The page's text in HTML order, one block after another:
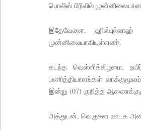
பொலிஸ் பிரிவில்
இதேவேளை, ஹிஸ்புல்லாஹ்
முன்னிலையாகியுள்ளனர்.
கடந்த வெள்ளிக்கிழமை,
மணித்தியாலங்கள்
இன்று (07) குறித்த
அத்துடன், வெகுசன ஊடக